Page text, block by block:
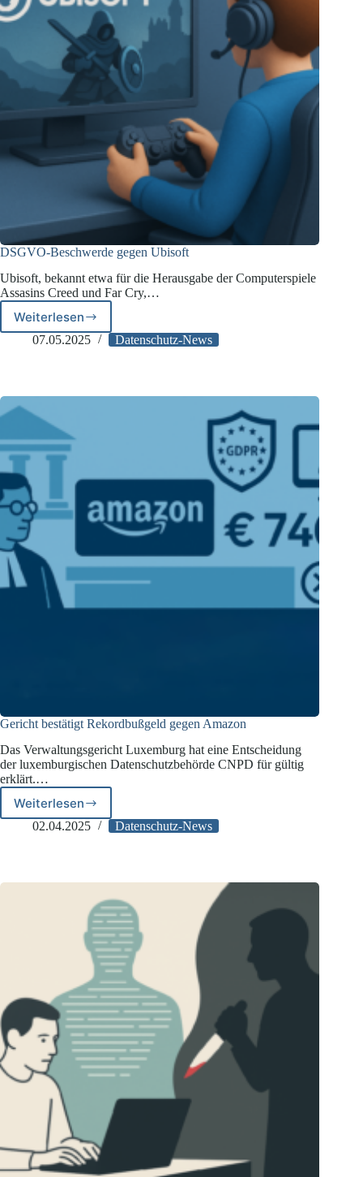
DSGVO-Beschwerde gegen Ubisoft
Ubisoft, bekannt etwa für die Herausgabe der Computerspiele
Assasins Creed und Far Cry,…
Weiterlesen
DSGVO-
Beschwerde
07.05.2025 Datenschutz-News
Gericht bestätigt Rekordbußgeld gegen Amazon
Das Verwaltungsgericht Luxemburg hat eine Entscheidung
der luxemburgischen Datenschutzbehörde CNPD für gültig
erklärt.…
Weiterlesen
Gericht
bestätigt
02.04.2025 Datenschutz-News